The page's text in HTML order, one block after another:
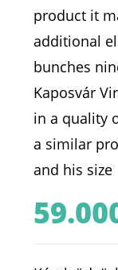
product it
additional
bunches
Kaposvár
in a quality
a similar
and his size